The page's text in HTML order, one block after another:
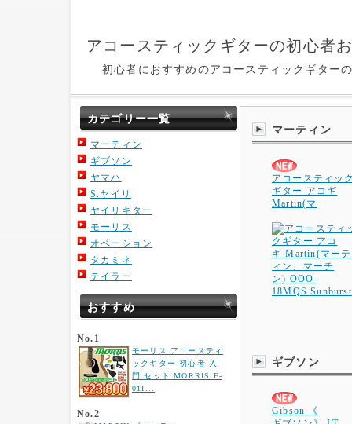
アコースティックギターの初心者
初心者におすすめのアコースティックギター
マーティン
アコースティッ
ギター アコギ
Martin(マ
ギブソン
Gibson 《
カテゴリー一覧
マーティン
ギブソン
ヤマハ
S.ヤイリ
ヤイリギター
モーリス
オベーション
タカミネ
テイラー
おすすめ
No.1
モーリス アコースティ
ックギター 初心者 入
門 セット MORRIS F-
01I...
No.2